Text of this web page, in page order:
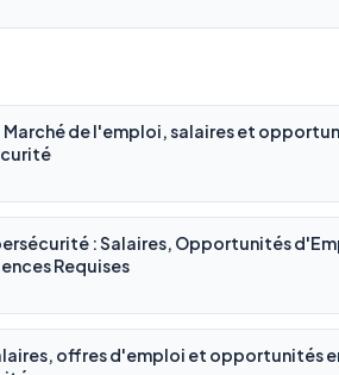
Marché de l'emploi, salaires et
: Salaires, Opportunités
Requises
offres d'emploi et opportunités